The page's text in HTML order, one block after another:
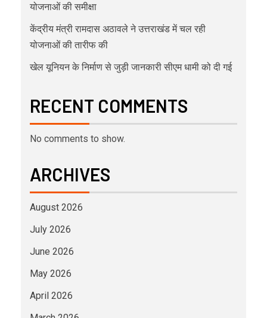
योजनाओं की समीक्षा
केंद्रीय मंत्री रामदास अठावले ने उत्तराखंड में चल रही
योजनाओं की तारीफ की
खेल यूनियन के निर्माण से जुड़ी जानकारी सीएम धामी को दी गई
RECENT COMMENTS
No comments to show.
ARCHIVES
August 2026
July 2026
June 2026
May 2026
April 2026